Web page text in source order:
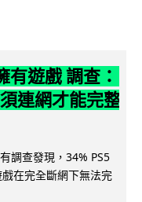
遊戲 調查：
連網才能完整
調查發現，34% PS5
在完全斷網下無法完